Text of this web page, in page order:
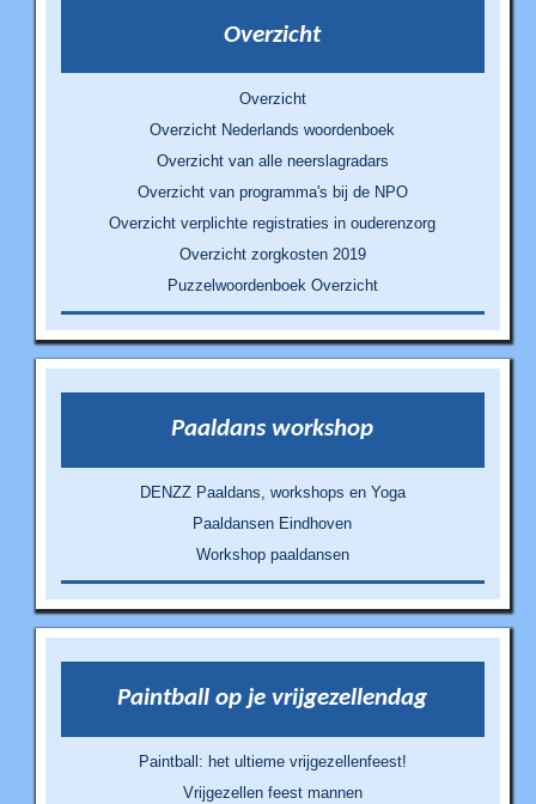
Overzicht
Overzicht
Overzicht Nederlands woordenboek
Overzicht van alle neerslagradars
Overzicht van programma's bij de NPO
Overzicht verplichte registraties in ouderenzorg
Overzicht zorgkosten 2019
Puzzelwoordenboek Overzicht
Paaldans workshop
DENZZ Paaldans, workshops en Yoga
Paaldansen Eindhoven
Workshop paaldansen
Paintball op je vrijgezellendag
Paintball: het ultieme vrijgezellenfeest!
Vrijgezellen feest mannen